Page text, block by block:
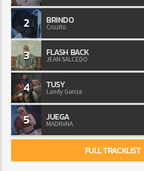
2 BRINDO
Cruzito
3 FLASH BACK
JEAN SALCEDO
4 TUSY
Landy Garcia
5 JUEGA
MADRiiNA
FULL TRACKLIST